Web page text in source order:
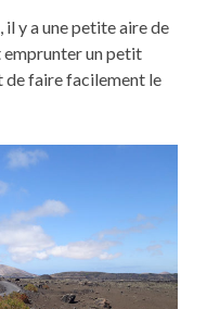
il y a une petite aire de
emprunter un petit
de faire facilement le